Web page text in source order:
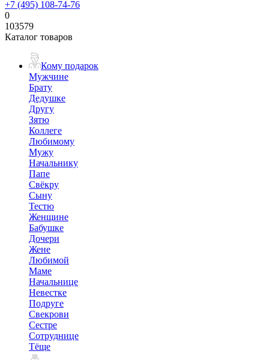
+7 (495) 108-74-76
0
103579
Каталог товаров
Кому подарок
Мужчине
Брату
Дедушке
Другу
Зятю
Коллеге
Любимому
Мужу
Начальнику
Папе
Свёкру
Сыну
Тестю
Женщине
Бабушке
Дочери
Жене
Любимой
Маме
Начальнице
Невестке
Подруге
Свекрови
Сестре
Сотруднице
Тёще